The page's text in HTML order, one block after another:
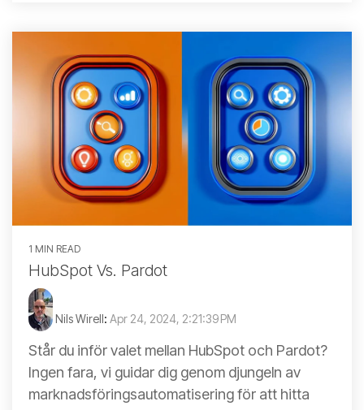
1 MIN READ
HubSpot Vs. Pardot
Nils Wirell: Apr 24, 2024, 2:21:39 PM
Står du inför valet mellan HubSpot och Pardot?
Ingen fara, vi guidar dig genom djungeln av
marknadsföringsautomatisering för att hitta